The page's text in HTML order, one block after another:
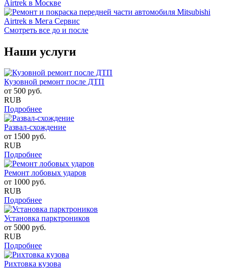
Смотреть все до и после
Наши услуги
Кузовной ремонт после ДТП
от 500 руб.
RUB
Подробнее
Развал-схождение
от 1500 руб.
RUB
Подробнее
Ремонт лобовых ударов
от 1000 руб.
RUB
Подробнее
Установка парктроников
от 5000 руб.
RUB
Подробнее
Рихтовка кузова